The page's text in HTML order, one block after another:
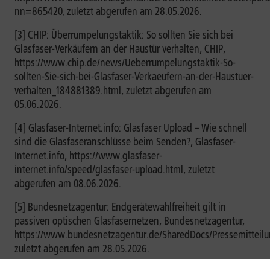
nn=865420, zuletzt abgerufen am 28.05.2026.
[3] CHIP: Überrumpelungstaktik: So sollten Sie sich bei
Glasfaser-Verkäufern an der Haustür verhalten, CHIP,
https://www.chip.de/news/Ueberrumpelungstaktik-So-
sollten-Sie-sich-bei-Glasfaser-Verkaeufern-an-der-Haustuer-
verhalten_184881389.html, zuletzt abgerufen am
05.06.2026.
[4] Glasfaser-Internet.info: Glasfaser Upload – Wie schnell
sind die Glasfaseranschlüsse beim Senden?, Glasfaser-
Internet.info, https://www.glasfaser-
internet.info/speed/glasfaser-upload.html, zuletzt
abgerufen am 08.06.2026.
[5] Bundesnetzagentur: Endgerätewahlfreiheit gilt in
passiven optischen Glasfasernetzen, Bundesnetzagentur,
https://www.bundesnetzagentur.de/SharedDocs/
zuletzt abgerufen am 28.05.2026.